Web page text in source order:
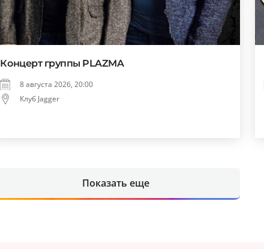
Концерт группы PLAZMA
8 августа 2026, 20:00
Клуб Jagger
Показать еще